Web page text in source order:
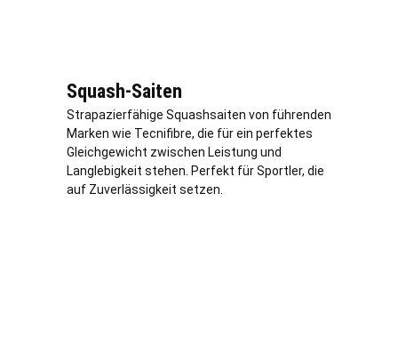
Squash-Saiten
Strapazierfähige Squashsaiten von führenden
Marken wie Tecnifibre, die für ein perfektes
Gleichgewicht zwischen Leistung und
Langlebigkeit stehen. Perfekt für Sportler, die
auf Zuverlässigkeit setzen.